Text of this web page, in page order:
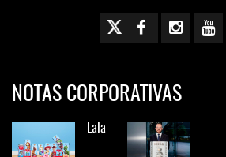
NOTAS CORPORATIVAS
Lala